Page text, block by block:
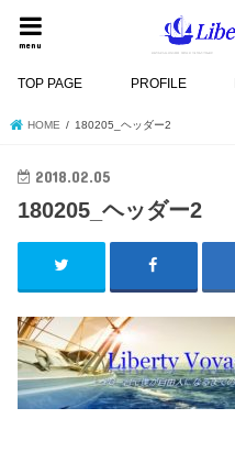
menu
TOP PAGE PROFILE
HOME 180205_ヘッダー2
2018.02.05
180205_ヘッダー2